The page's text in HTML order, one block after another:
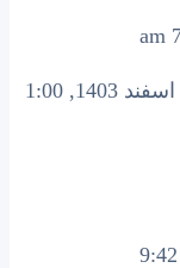
» دو شنبه 20 اسفند 1403, 1:00
پنج شنبه 28 فروردین 1404, 9:42